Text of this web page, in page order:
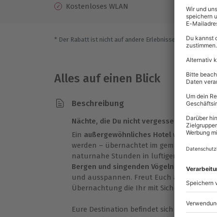
Kostenloses WLAN
* Der Rabatt ist nicht auf andere Erlebnisse bei der
Alles auf einen Blick
Beschreibung
Nächte, die Du nicht vergessen wirst
Ein außergewöhnliches Hotel wie dieses
werden – übernachtet im gemütlichen
naturnahe Stunden in luftiger Höhe.
Bergen und singenden Vögeln könnt Ihr
und ausspannen. Freut Euch auf ein
Übernachtung die Ihr mit Sicherheit nicht
Eure Destination befindet sich
zwischen